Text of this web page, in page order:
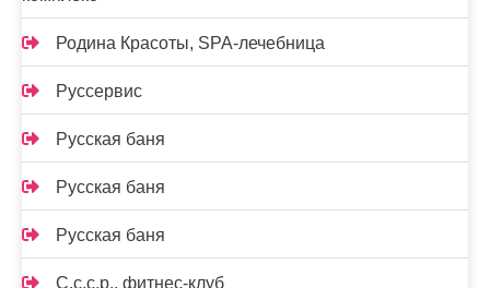
Родина Красоты, SPA-лечебница
Руссервис
Русская баня
Русская баня
Русская баня
С.с.с.р., фитнес-клуб